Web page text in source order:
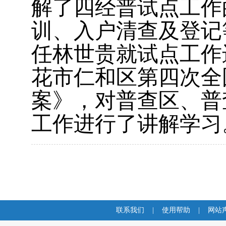
解了四经普试点工
训、入户清查及登
任林世贵就试点工
花市仁和区第四次
案》，对普查区、
工作进行了讲解学
联系我们 使用帮助 网站